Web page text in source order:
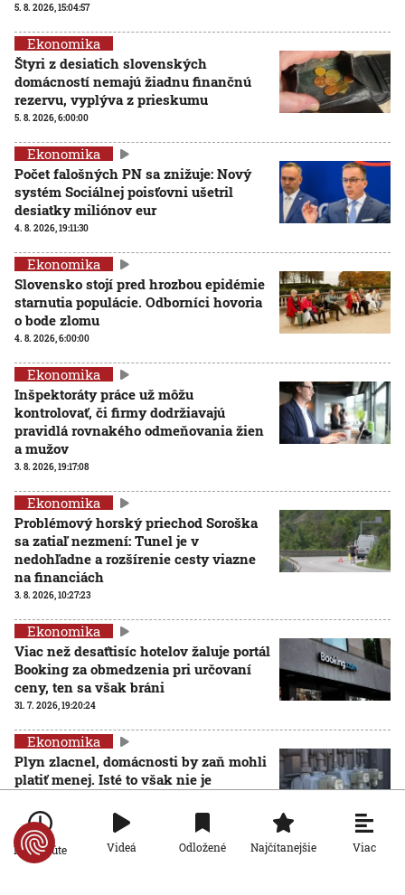
5. 8. 2026, 15:04:57
Ekonomika
Štyri z desiatich slovenských
domácností nemajú žiadnu finančnú
rezervu, vyplýva z prieskumu
5. 8. 2026, 6:00:00
Ekonomika
Počet falošných PN sa znižuje: Nový
systém Sociálnej poisťovni ušetril
desiatky miliónov eur
4. 8. 2026, 19:11:30
Ekonomika
Slovensko stojí pred hrozbou epidémie
starnutia populácie. Odborníci hovoria
o bode zlomu
4. 8. 2026, 6:00:00
Ekonomika
Inšpektoráty práce už môžu
kontrolovať, či firmy dodržiavajú
pravidlá rovnakého odmeňovania žien
a mužov
3. 8. 2026, 19:17:08
Ekonomika
Problémový horský priechod Soroška
sa zatiaľ nezmení: Tunel je v
nedohľadne a rozšírenie cesty viazne
na financiách
3. 8. 2026, 10:27:23
Ekonomika
Viac než desaťtisíc hotelov žaluje portál
Booking za obmedzenia pri určovaní
ceny, ten sa však bráni
31. 7. 2026, 19:20:24
Ekonomika
Plyn zlacnel, domácnosti by zaň mohli
platiť menej. Isté to však nie je
Ekonomika
Po minúte Videá Odložené Najčítanejšie Viac